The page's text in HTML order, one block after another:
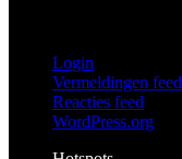
Login
Vermeldingen feed
Reacties feed
WordPress.org